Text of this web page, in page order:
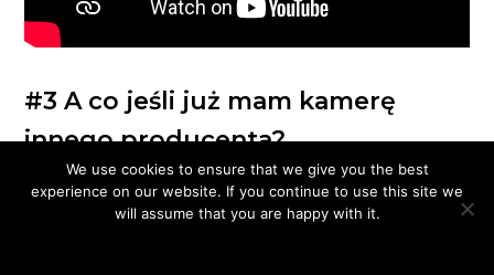
#3 A co jeśli już mam kamerę
innego producenta?
Oooo… świetne pytanie. Naturalnie można ją dodać i to w dwojaki
We use cookies to ensure that we give you the best
experience on our website. If you continue to use this site we
will assume that you are happy with it.